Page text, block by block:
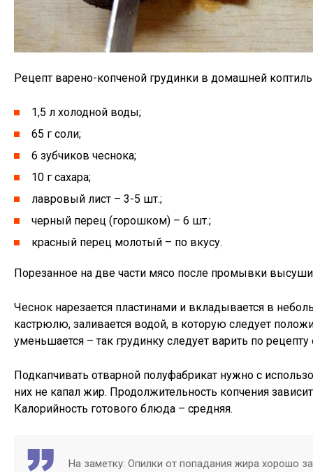
Рецепт варено-копченой грудинки в домашней
1,5 л холодной воды;
65 г соли;
6 зубчиков чеснока;
10 г сахара;
лавровый лист – 3-5 шт.;
черный перец (горошком) – 6 шт.;
красный перец молотый – по вкусу.
Порезанное на две части мясо после промывки
Чеснок нарезается пластинами и вкладывается в
кастрюлю, заливается водой, в которую следует
уменьшается – так грудинку следует варить по
Подкапчивать отварной полуфабрикат нужно с
них не капал жир. Продолжительность копчения
Калорийность готового блюда – средняя.
На заметку: Опилки от попадания жира хорошо